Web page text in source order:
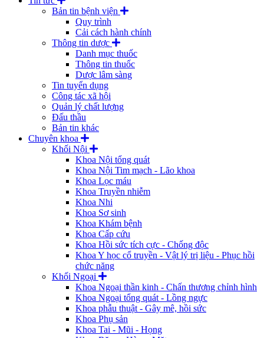
Bản tin bệnh viện
Quy trình
Cải cách hành chính
Thông tin dược
Danh mục thuốc
Thông tin thuốc
Dược lâm sàng
Tin tuyển dụng
Công tác xã hội
Quản lý chất lượng
Đấu thầu
Bản tin khác
Chuyên khoa
Khối Nội
Khoa Nội tổng quát
Khoa Nội Tim mạch - Lão khoa
Khoa Lọc máu
Khoa Truyền nhiễm
Khoa Nhi
Khoa Sơ sinh
Khoa Khám bệnh
Khoa Cấp cứu
Khoa Hồi sức tích cực - Chống độc
Khoa Y học cổ truyền - Vật lý trị liệu - Phục hồi
chức năng
Khối Ngoại
Khoa Ngoại thần kinh - Chấn thương chỉnh hình
Khoa Ngoại tổng quát - Lồng ngực
Khoa phẫu thuật - Gây mê, hồi sức
Khoa Phụ sản
Khoa Tai - Mũi - Họng